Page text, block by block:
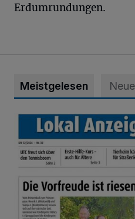
Erdumrundungen.
Meistgelesen
Die aktuelle Ausgabe –